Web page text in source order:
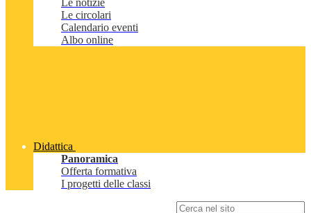
Le notizie
Le circolari
Calendario eventi
Albo online
Didattica
Panoramica
Offerta formativa
I progetti delle classi